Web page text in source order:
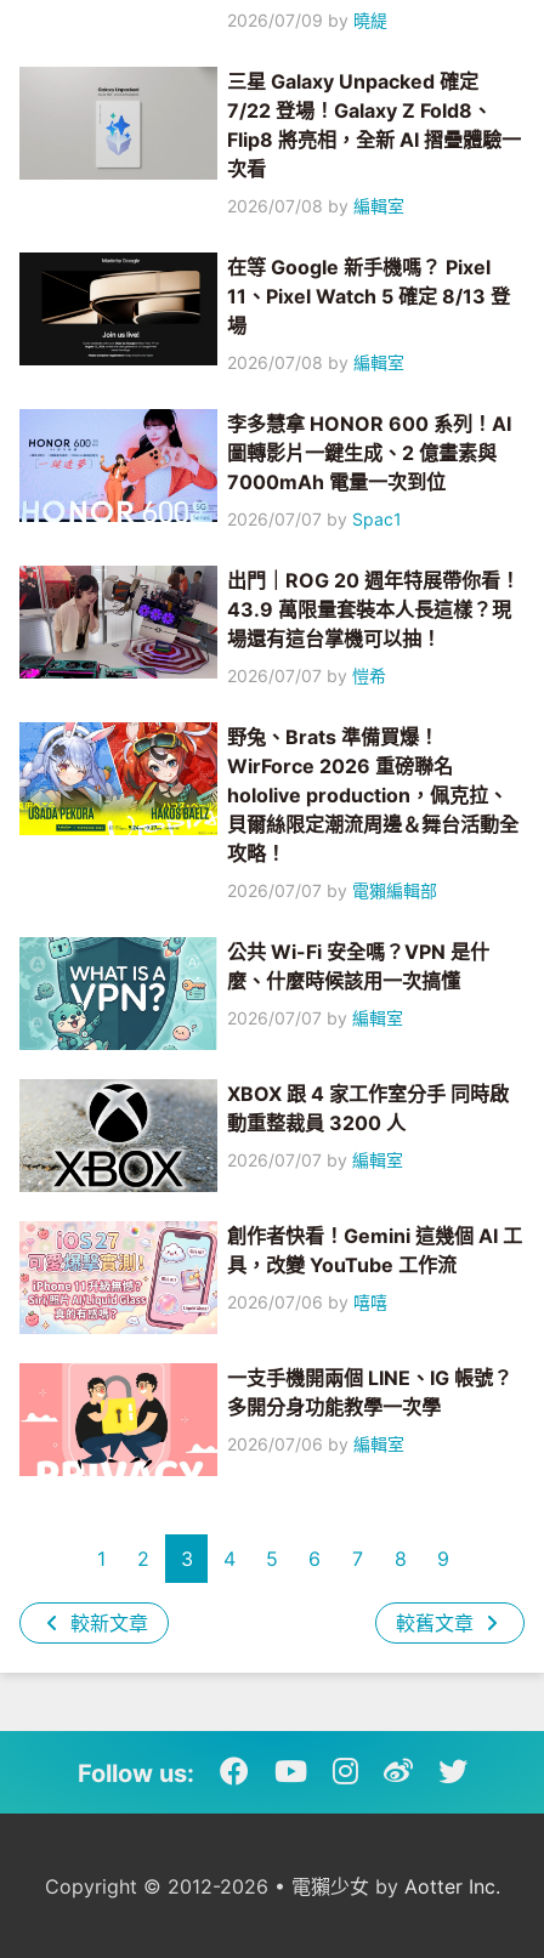
2026/07/09 by 曉緹
三星 Galaxy Unpacked 確定
7/22 登場！Galaxy Z Fold8、
Flip8 將亮相，全新 AI 摺疊體驗一
次看
2026/07/08 by編輯室
在等 Google 新手機嗎？ Pixel
11、Pixel Watch 5 確定 8/13 登
場
2026/07/08 by編輯室
李多慧拿 HONOR 600 系列！AI
圖轉影片一鍵生成、2 億畫素與
7000mAh 電量一次到位
2026/07/07 by Spac1
出門｜ROG 20 週年特展帶你看！
43.9 萬限量套裝本人長這樣？現
場還有這台掌機可以抽！
2026/07/07 by愷希
野兔、Brats 準備買爆！
WirForce 2026 重磅聯名
hololive production，佩克拉、
貝爾絲限定潮流周邊＆舞台活動全
攻略！
2026/07/07 by 電獺編輯部
公共 Wi-Fi 安全嗎？VPN 是什
麼、什麼時候該用一次搞懂
2026/07/07 by編輯室
XBOX 跟 4 家工作室分手 同時啟
動重整裁員 3200 人
2026/07/07 by編輯室
創作者快看！Gemini 這幾個 AI 工
具，改變 YouTube 工作流
2026/07/06 by 嘻嘻
一支手機開兩個 LINE、IG 帳號？
多開分身功能教學一次學
2026/07/06 by編輯室
較新文章
1 2 3 4 5 6 7 8 9
較舊文章
Follow us:
Copyright © 2012-2026 • 電獺少女 by Aotter Inc.